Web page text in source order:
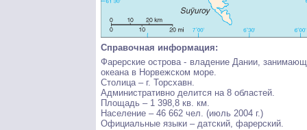
Справочная информация:
Фарерские острова - владение Дании,
океана в Норвежском море.
Столица – г. Торсхавн.
Административно делится на 8 областей.
Площадь – 1 398,8 кв. км.
Население – 46 662 чел. (июль 2004 г.)
Официальные языки – датский, фарерский.